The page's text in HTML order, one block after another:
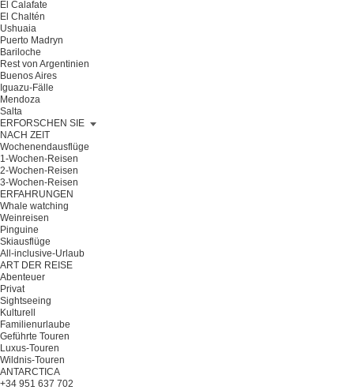
El Calafate
El Chaltén
Ushuaia
Puerto Madryn
Bariloche
Rest von Argentinien
Buenos Aires
Iguazu-Fälle
Mendoza
Salta
ERFORSCHEN SIE
NACH ZEIT
Wochenendausflüge
1-Wochen-Reisen
2-Wochen-Reisen
3-Wochen-Reisen
ERFAHRUNGEN
Whale watching
Weinreisen
Pinguine
Skiausflüge
All-inclusive-Urlaub
ART DER REISE
Abenteuer
Privat
Sightseeing
Kulturell
Familienurlaube
Geführte Touren
Luxus-Touren
Wildnis-Touren
ANTARCTICA
+34 951 637 702